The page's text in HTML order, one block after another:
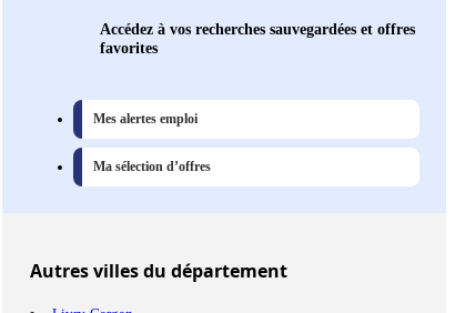
Accédez à vos recherches sauvegardées et offres
favorites
Mes alertes emploi
Ma sélection d’offres
Autresvillesdu département